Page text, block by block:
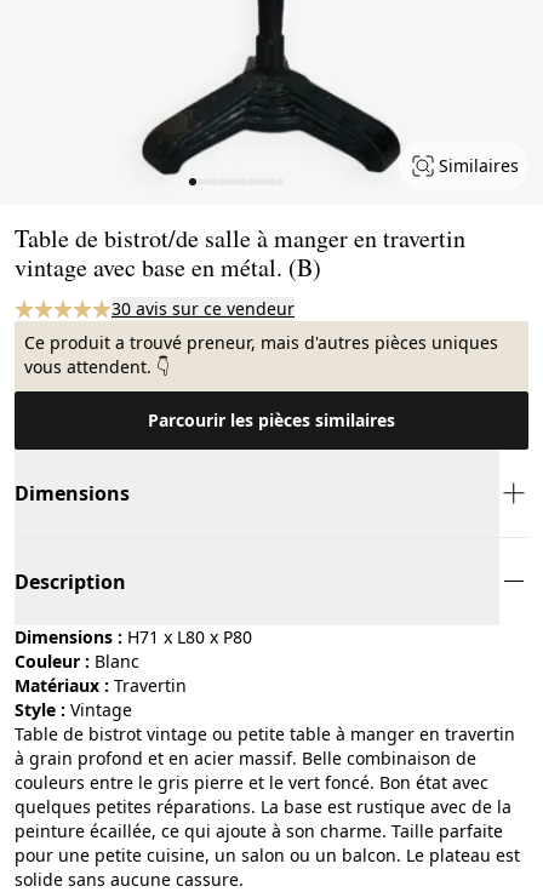
Similaires
Table de bistrot/de salle à manger en travertin
vintage avec base en métal. (B)
30 avis sur ce vendeur
Ce produit a trouvé preneur, mais d'autres pièces uniques
vous attendent. 👇
Parcourir les pièces similaires
Dimensions
Description
Dimensions : H71 x L80 x P80
Couleur :
blanc
Matériaux :
travertin
Style :
vintage
Table de bistrot vintage ou petite table à manger en travertin
à grain profond et en acier massif. Belle combinaison de
couleurs entre le gris pierre et le vert foncé. Bon état avec
quelques petites réparations. La base est rustique avec de la
peinture écaillée, ce qui ajoute à son charme. Taille parfaite
pour une petite cuisine, un salon ou un balcon. Le plateau est
solide sans aucune cassure.